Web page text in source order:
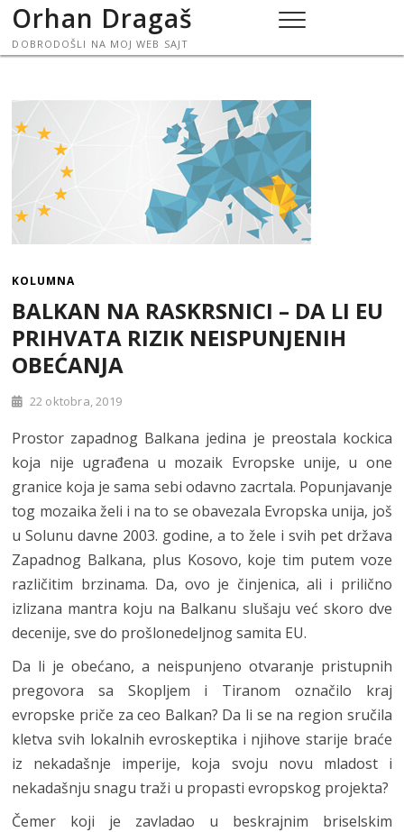
Skip
content
Orhan Dragaš
DOBRODOŠLI NA MOJ WEB SAJT
KOLUMNA
BALKAN NA RASKRSNICI – DA LI EU
PRIHVATA RIZIK NEISPUNJENIH
OBEĆANJA
22 oktobra, 2019
Prostor zapadnog Balkana jedina je preostala kockica
koja nije ugrađena u mozaik Evropske unije, u one
granice koja je sama sebi odavno zacrtala. Popunjavanje
tog mozaika želi i na to se obavezala Evropska unija, još
u Solunu davne 2003. godine, a to žele i svih pet država
Zapadnog Balkana, plus Kosovo, koje tim putem voze
različitim brzinama. Da, ovo je činjenica, ali i prilično
izlizana mantra koju na Balkanu slušaju već skoro dve
decenije, sve do prošlonedeljnog samita EU.
Da li je obećano, a neispunjeno otvaranje pristupnih
pregovora sa Skopljem i Tiranom označilo kraj
evropske priče za ceo Balkan? Da li se na region sručila
kletva svih lokalnih evroskeptika i njihove starije braće
iz nekadašnje imperije, koja svoju novu mladost i
nekadašnju snagu traži u propasti evropskog projekta?
Čemer koji je zavladao u beskrajnim briselskim